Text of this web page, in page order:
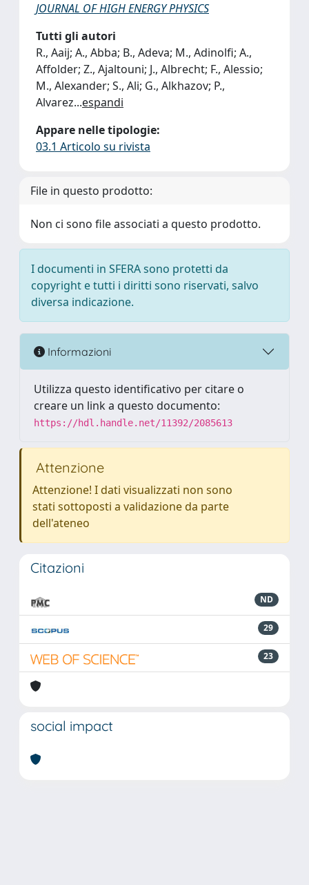
JOURNAL OF HIGH ENERGY PHYSICS
Tutti gli autori
R., Aaij; A., Abba; B., Adeva; M., Adinolfi; A.,
Affolder; Z., Ajaltouni; J., Albrecht; F., Alessio;
M., Alexander; S., Ali; G., Alkhazov; P.,
Alvarez...espandi
Appare nelle tipologie:
03.1 Articolo su rivista
File in questo prodotto:
Non ci sono file associati a questo prodotto.
I documenti in SFERA sono protetti da
copyright e tutti i diritti sono riservati, salvo
diversa indicazione.
Informazioni
Utilizza questo identificativo per citare o
creare un link a questo documento:
https://hdl.handle.net/11392/2085613
Attenzione
Attenzione! I dati visualizzati non sono
stati sottoposti a validazione da parte
dell'ateneo
Citazioni
ND
29
23
social impact